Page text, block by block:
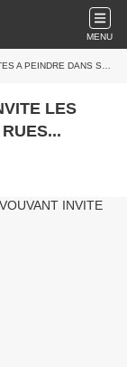
MENU
DANS SES RUES...
LES